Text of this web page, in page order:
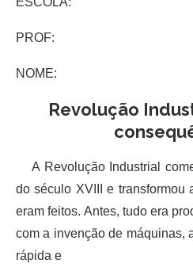
PROF:
NOME:
Revolução
A Revolução Industrial
do século XVIII e transformou
eram feitos. Antes, tudo era
com a invenção de máquinas,
rápida e